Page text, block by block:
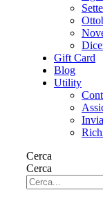
Gift Card
Blog
Utility
Cerca
Cerca